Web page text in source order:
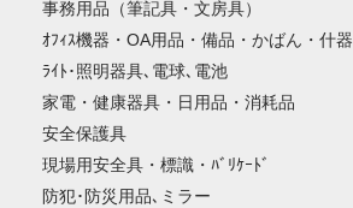
事務用品（筆記具・文房具）
ｵﾌｨｽ機器・OA用品・備品・かばん・什器
ﾗｲﾄ･照明器具､電球､電池
家電・健康器具・日用品・消耗品
安全保護具
現場用安全具・標識・ﾊﾞﾘｹｰﾄﾞ
防犯･防災用品､ミラー